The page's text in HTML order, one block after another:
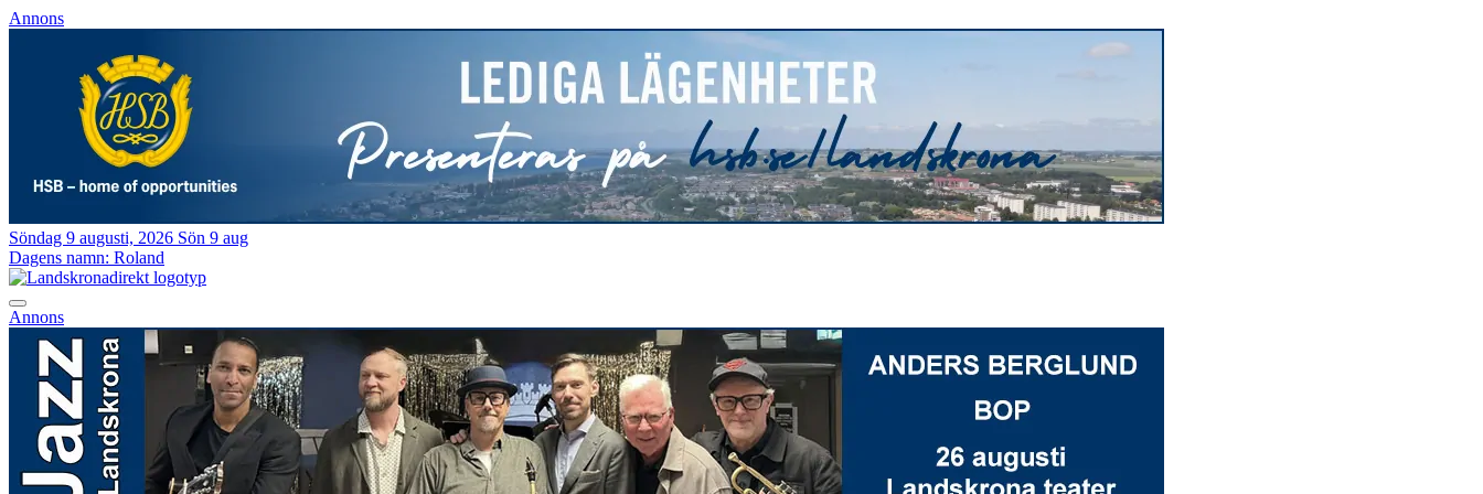
Annons
Söndag 9 augusti, 2026 Sön 9 aug
Dagens namn: Roland
Annons